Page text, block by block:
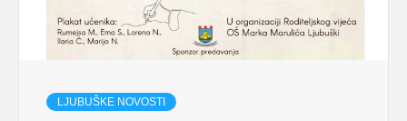
LJUBUŠKE NOVOSTI